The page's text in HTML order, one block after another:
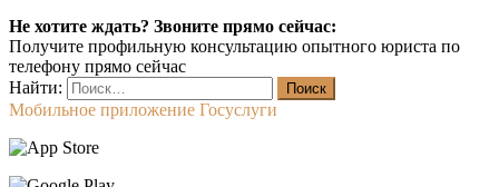
Не хотите ждать? Звоните прямо сейчас:
Получите профильную консультацию опытного юриста по
телефону прямо сейчас
Найти:
Мобильное приложение Госуслуги